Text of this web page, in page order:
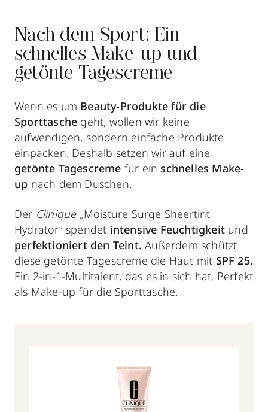
Nach dem Sport: Ein
schnelles Make-up und
getönte Tagescreme
Wenn es um Beauty-Produkte für die
Sporttasche geht, wollen wir keine
aufwendigen, sondern einfache Produkte
einpacken. Deshalb setzen wir auf eine
getönte Tagescreme für ein schnelles Make-
up nach dem Duschen.
Der Clinique „Moisture Surge Sheertint
Hydrator“ spendet intensive Feuchtigkeit und
perfektioniert den Teint. Außerdem schützt
diese getönte Tagescreme die Haut mit SPF 25.
Ein 2-in-1-Multitalent, das es in sich hat. Perfekt
als Make-up für die Sporttasche.